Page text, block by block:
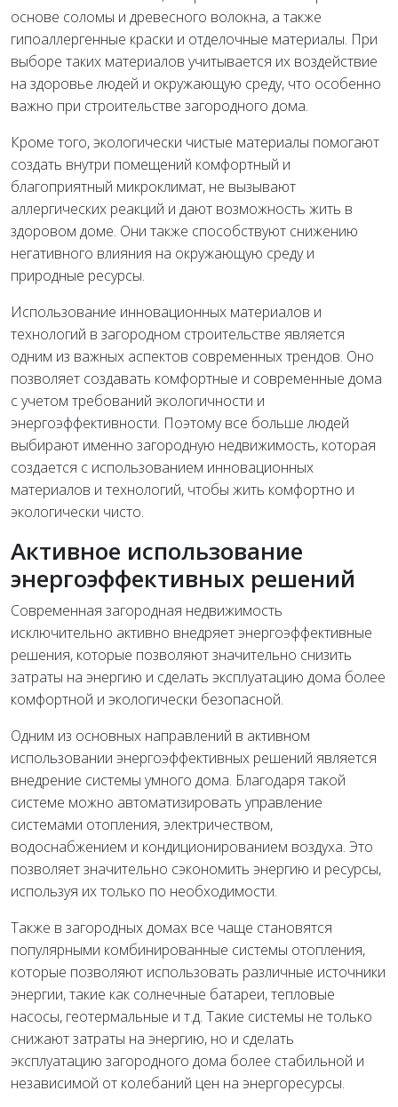
основе соломы и древесного волокна, а также
гипоаллергенные краски и отделочные материалы. При
выборе таких материалов учитывается их воздействие
на здоровье людей и окружающую среду, что особенно
важно при строительстве загородного дома.
Кроме того, экологически чистые материалы помогают
создать внутри помещений комфортный и
благоприятный микроклимат, не вызывают
аллергических реакций и дают возможность жить в
здоровом доме. Они также способствуют снижению
негативного влияния на окружающую среду и
природные ресурсы.
Использование инновационных материалов и
технологий в загородном строительстве является
одним из важных аспектов современных трендов. Оно
позволяет создавать комфортные и современные дома
с учетом требований экологичности и
энергоэффективности. Поэтому все больше людей
выбирают именно загородную недвижимость, которая
создается с использованием инновационных
материалов и технологий, чтобы жить комфортно и
экологически чисто.
Активное использование
энергоэффективных решений
Современная загородная недвижимость
исключительно активно внедряет энергоэффективные
решения, которые позволяют значительно снизить
затраты на энергию и сделать эксплуатацию дома более
комфортной и экологически безопасной.
Одним из основных направлений в активном
использовании энергоэффективных решений является
внедрение системы умного дома. Благодаря такой
системе можно автоматизировать управление
системами отопления, электричеством,
водоснабжением и кондиционированием воздуха. Это
позволяет значительно сэкономить энергию и ресурсы,
используя их только по необходимости.
Также в загородных домах все чаще становятся
популярными комбинированные системы отопления,
которые позволяют использовать различные источники
энергии, такие как солнечные батареи, тепловые
насосы, геотермальные и т.д. Такие системы не только
снижают затраты на энергию, но и сделать
эксплуатацию загородного дома более стабильной и
независимой от колебаний цен на энергоресурсы.